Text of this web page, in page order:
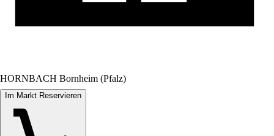
HORNBACH Bornheim (Pfalz)
Im Markt Reservieren